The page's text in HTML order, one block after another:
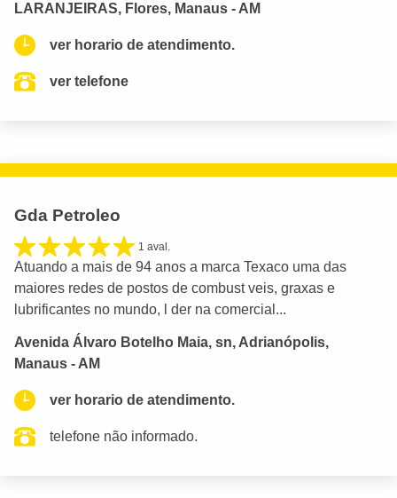
LARANJEIRAS, Flores, Manaus - AM
ver horario de atendimento.
ver telefone
Gda Petroleo
1 aval.
Atuando a mais de 94 anos a marca Texaco uma das
maiores redes de postos de combust veis, graxas e
lubrificantes no mundo, l der na comercial...
Avenida Álvaro Botelho Maia, sn, Adrianópolis,
Manaus - AM
ver horario de atendimento.
telefone não informado.